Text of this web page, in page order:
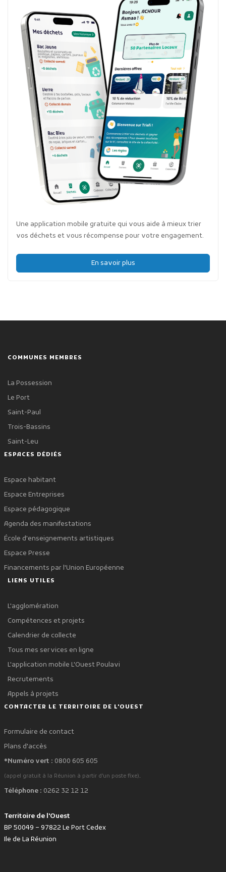
Une application mobile gratuite qui vous aide à mieux trier
vos déchets et vous récompense pour votre engagement.
En savoir plus
COMMUNES MEMBRES
La Possession
Le Port
Saint-Paul
Trois-Bassins
Saint-Leu
ESPACES DÉDIÉS
Espace habitant
Espace Entreprises
Espace pédagogique
Agenda des manifestations
École d'enseignements artistiques
Espace Presse
Financements par l'Union Européenne
LIENS UTILES
L'agglomération
Compétences et projets
Calendrier de collecte
Tous mes services en ligne
L'application mobile L'Ouest Poulavi
Recrutements
Appels à projets
CONTACTER LE TERRITOIRE DE L'OUEST
Formulaire de contact
Plans d'accès
*Numéro vert : 0800 605 605
(appel gratuit à la Réunion à partir d'un poste fixe).
Téléphone : 0262 32 12 12
Territoire de l'Ouest
BP 50049 – 97822 Le Port Cedex
Ile de La Réunion